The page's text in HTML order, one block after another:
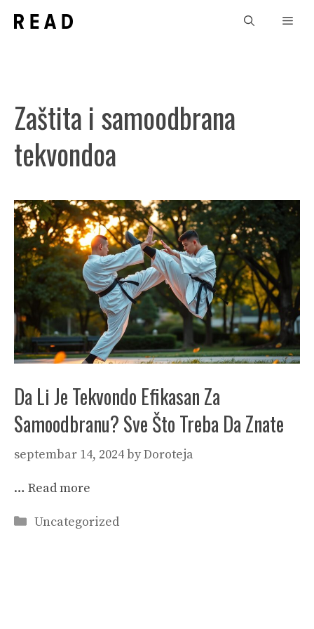
Zaštita i samoodbrana
tekvondoa
Da Li Je Tekvondo Efikasan Za
Samoodbranu? Sve Što Treba Da Znate
septembar 14, 2024byDoroteja
… Read more
Categories
Uncategorized